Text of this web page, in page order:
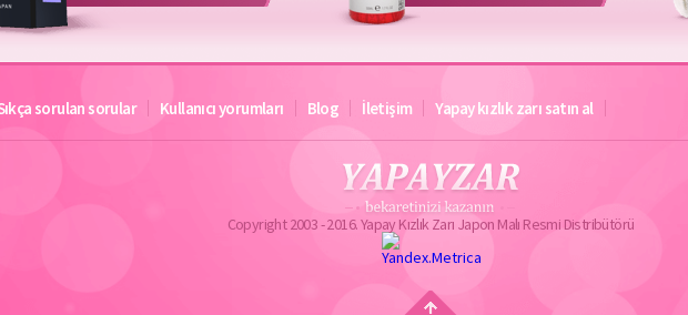
sorulan sorular Kullanıcı yorumları Blog İletişim Yapay kızlık zarı satın al
Copyright 2003 - 2016. Yapay Kızlık Zarı Japon Malı Resmi Distribütörü